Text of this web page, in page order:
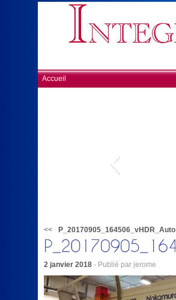
Accueil
<< P_20170905_164506_vHDR_Auto
2 janvier 2018 - Publié par jerome